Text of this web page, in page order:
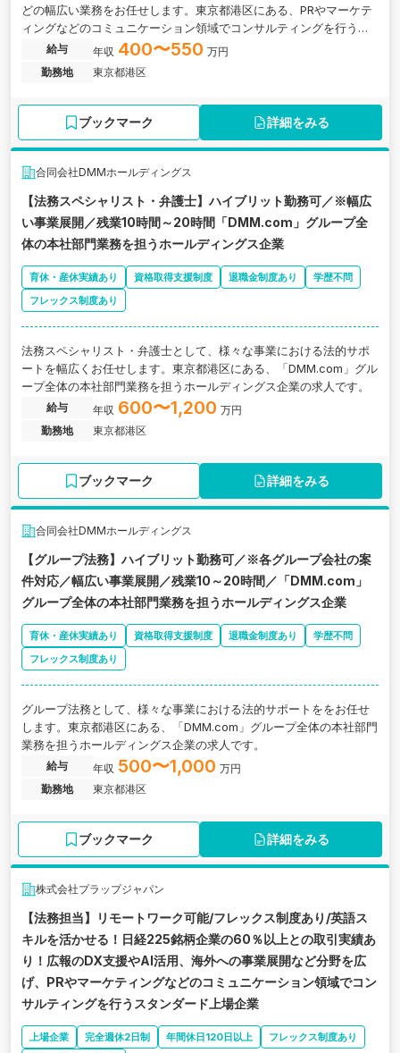
どの幅広い業務をお任せします。東京都港区にある、PRやマーケテ
ィングなどのコミュニケーション領域でコンサルティングを行うス
タンダード上場企業の求人です。
給与 年収 400〜550 万円
勤務地
東京都港区
ブックマーク 詳細をみる
合同会社DMMホールディングス
【法務スペシャリスト・弁護士】ハイブリット勤務可／※幅広
い事業展開／残業10時間～20時間「DMM.com」グループ全
体の本社部門業務を担うホールディングス企業
育休・産休実績あり 資格取得支援制度 退職金制度あり
学歴不問
フレックス制度あり
法務スペシャリスト・弁護士として、様々な事業における法的サポ
ートを幅広くお任せします。東京都港区にある、「DMM.com」グル
ープ全体の本社部門業務を担うホールディングス企業の求人です。
給与 年収 600〜1,200 万円
勤務地
東京都港区
ブックマーク 詳細をみる
合同会社DMMホールディングス
【グループ法務】ハイブリット勤務可／※各グループ会社の案
件対応／幅広い事業展開／残業10～20時間／「DMM.com」
グループ全体の本社部門業務を担うホールディングス企業
育休・産休実績あり 資格取得支援制度 退職金制度あり
学歴不問
フレックス制度あり
グループ法務として、様々な事業における法的サポートををお任せ
します。東京都港区にある、「DMM.com」グループ全体の本社部門
業務を担うホールディングス企業の求人です。
給与 年収 500〜1,000 万円
勤務地
東京都港区
ブックマーク 詳細をみる
株式会社プラップジャパン
【法務担当】リモートワーク可能/フレックス制度あり/英語ス
キルを活かせる！日経225銘柄企業の60％以上との取引実績あ
り！広報のDX支援やAI活用、海外への事業展開など分野を広
げ、PRやマーケティングなどのコミュニケーション領域でコン
サルティングを行うスタンダード上場企業
上場企業 完全週休2日制 年間休日120日以上
フレックス制度あり